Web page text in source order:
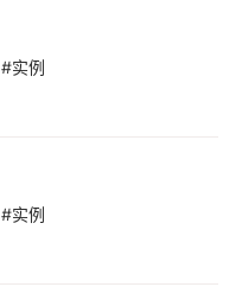
#实例
#实例